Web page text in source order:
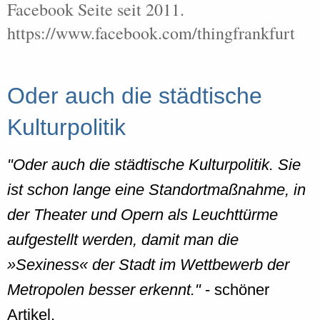
Facebook Seite seit 2011.
https://www.facebook.com/thingfrankfurt
Oder auch die städtische
Kulturpolitik
"Oder auch die städtische Kulturpolitik. Sie
ist schon lange eine Standortmaßnahme, in
der Theater und Opern als Leuchttürme
aufgestellt werden, damit man die
»Sexiness« der Stadt im Wettbewerb der
Metropolen besser erkennt."- schöner
Artikel.